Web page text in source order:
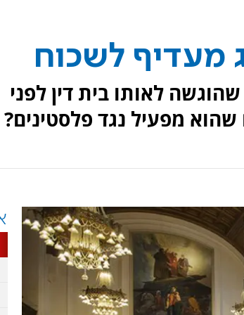
מעדיף לשכוח
לאותו בית דין לפני
שהוא מפעיל נגד פלסטינים?